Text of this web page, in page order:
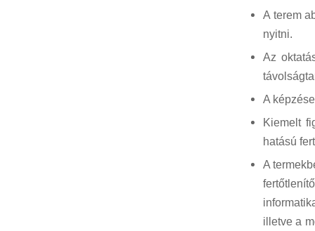
A terem
nyitni.
Az
A
Kiemelt
hatású
A
illetve a